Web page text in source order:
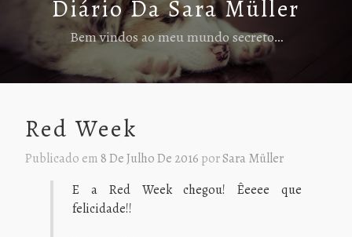
Diário Da Sara Müller
Bem vindos ao meu mundo secreto…
Red Week
Publicado em 8 De Julho De 2016 porSara Müller
E a Red Week chegou! Êeeee que
felicidade!!